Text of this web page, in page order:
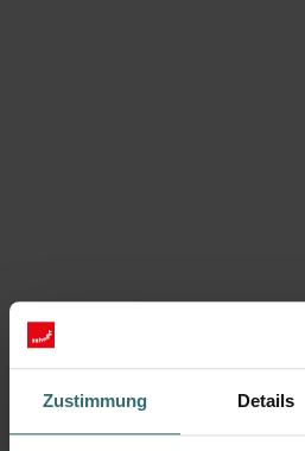
Zustimmung Details